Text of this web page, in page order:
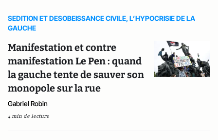
SEDITION ET DESOBEISSANCE CIVILE, L’HYPOCRISIE DE LA
GAUCHE
Manifestation et contre
manifestation Le Pen : quand
la gauche tente de sauver son
monopole sur la rue
Gabriel Robin
4 min de lecture